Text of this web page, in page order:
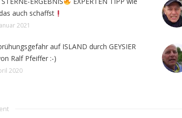
auch schaffst
2021
auf ISLAND durch GEYSIER
Ralf Pfeiffer :-)
2020